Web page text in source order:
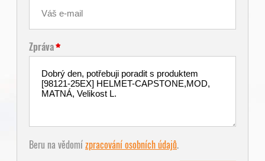
Zpráva
Beru na vědomízpracování osobních údajů.